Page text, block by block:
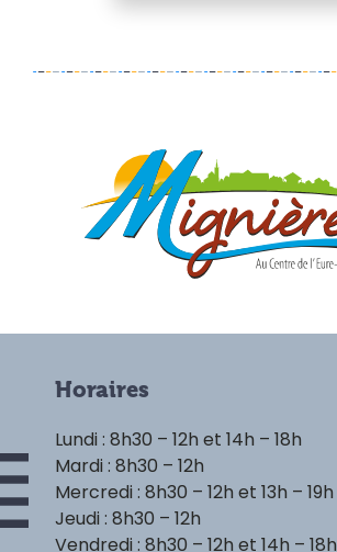
Horaires
Lundi : 8h30 – 12h et 14h – 18h
Mardi : 8h30 – 12h
Mercredi : 8h30 – 12h et 13h – 19h
Jeudi : 8h30 – 12h
Vendredi : 8h30 – 12h et 14h – 18h